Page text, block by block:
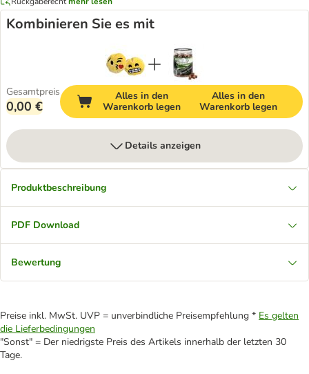
Kombinieren Sie es mit
Gesamtpreis
0,00 €
Alles in den
Warenkorb legen
Alles in den
Warenkorb legen
Details anzeigen
Produktbeschreibung
PDF Download
Bewertung
Preise inkl. MwSt. UVP = unverbindliche Preisempfehlung * Es gelten
die Lieferbedingungen
"Sonst" = Der niedrigste Preis des Artikels innerhalb der letzten 30
Tage.